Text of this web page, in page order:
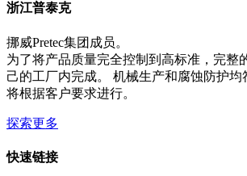
浙江普泰克
挪威Pretec集团成员。
为了将产品质量完全控制到高标准，完整
己的工厂内完成。 机械生产和腐蚀防护
将根据客户要求进行。
探索更多
快速链接